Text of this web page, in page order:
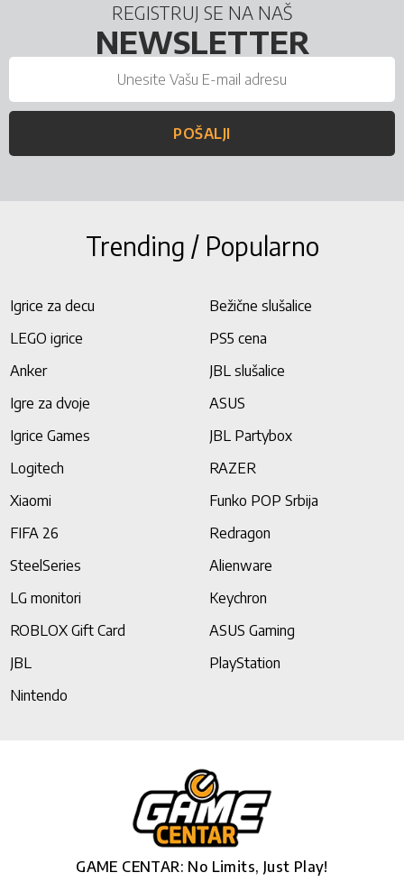
REGISTRUJ SE NA NAŠ
NEWSLETTER
POŠALJI
Trending / Popularno
Igrice za decu
Bežične slušalice
LEGO igrice
PS5 cena
Anker
JBL slušalice
Igre za dvoje
ASUS
Igrice Games
JBL Partybox
Logitech
RAZER
Xiaomi
Funko POP Srbija
FIFA 26
Redragon
SteelSeries
Alienware
LG monitori
Keychron
ROBLOX Gift Card
ASUS Gaming
JBL
PlayStation
Nintendo
GAME CENTAR: No Limits, Just Play!